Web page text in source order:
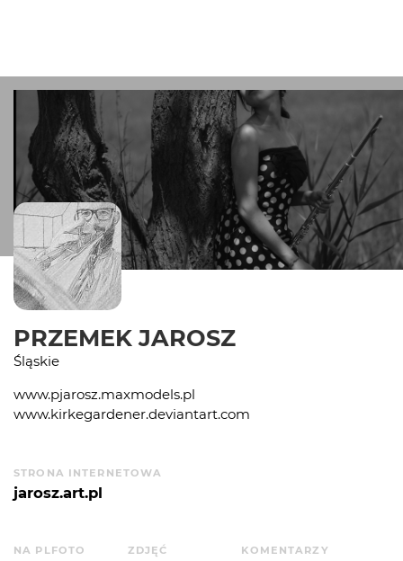
PRZEMEK JAROSZ
Śląskie
www.pjarosz.maxmodels.pl
www.kirkegardener.deviantart.com
STRONA INTERNETOWA
jarosz.art.pl
NA PLFOTO ZDJĘĆ KOMENTARZY